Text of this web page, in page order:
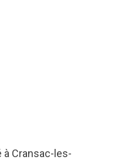
Cransac-les-